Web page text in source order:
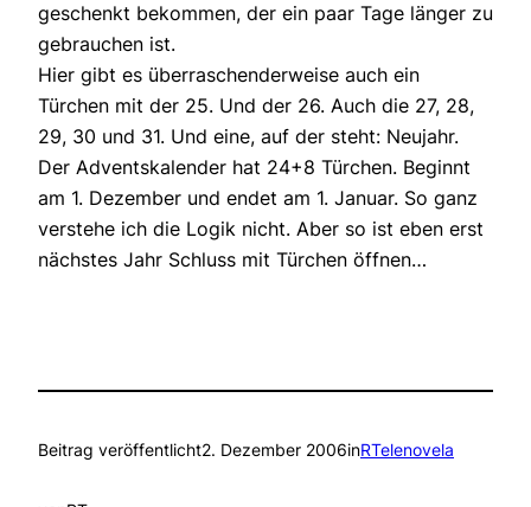
geschenkt bekommen, der ein paar Tage länger zu
gebrauchen ist.
Hier gibt es überraschenderweise auch ein
Türchen mit der 25. Und der 26. Auch die 27, 28,
29, 30 und 31. Und eine, auf der steht: Neujahr.
Der Adventskalender hat 24+8 Türchen. Beginnt
am 1. Dezember und endet am 1. Januar. So ganz
verstehe ich die Logik nicht. Aber so ist eben erst
nächstes Jahr Schluss mit Türchen öffnen…
Beitrag veröffentlicht2. Dezember 2006inRTelenovela